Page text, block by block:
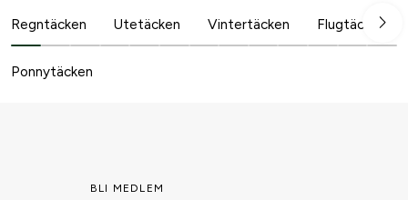
Regntäcken Utetäcken Vintertäcken Flugtäcken &
Ponnytäcken
BLI MEDLEM